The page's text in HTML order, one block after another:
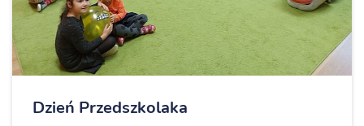
Dzień Przedszkolaka